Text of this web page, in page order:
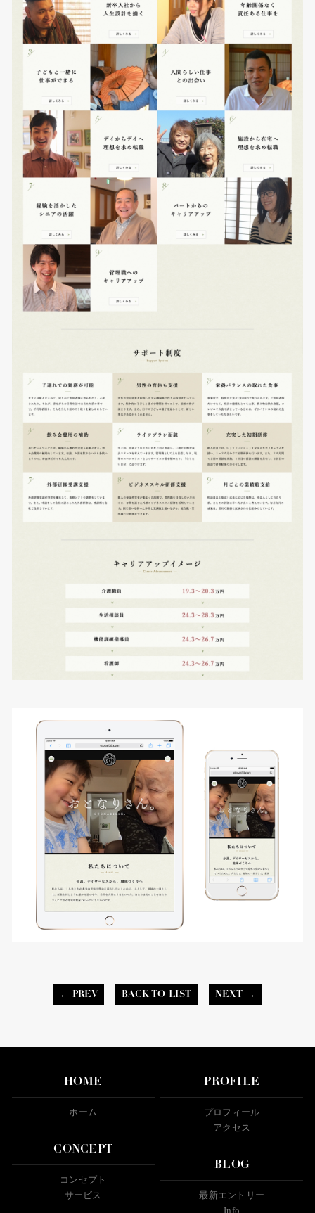
← PREV BACK TO LIST NEXT →
HOME
ホーム
CONCEPT
コンセプト
サービス
PROFILE
プロフィール
アクセス
BLOG
最新エントリー
Info